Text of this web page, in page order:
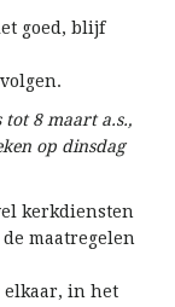
goed, blijf
tot 8 maart a.s.,
op dinsdag
kerkdiensten
maatregelen
elkaar, in het